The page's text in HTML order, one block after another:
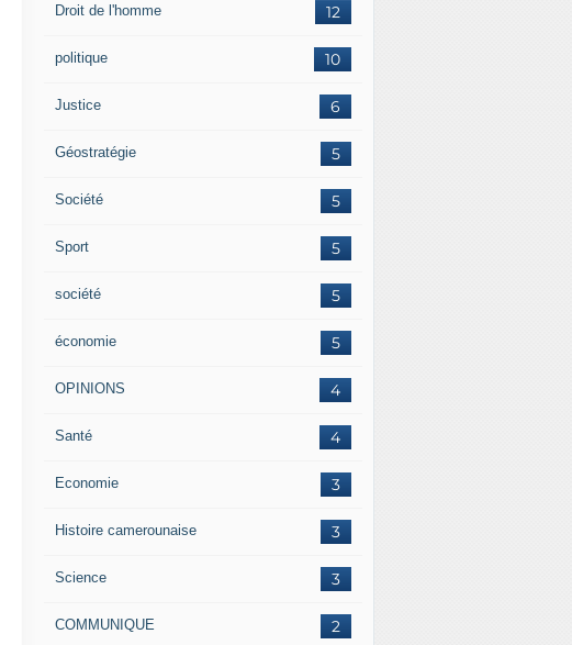
12
Droit de l'homme
10
politique
6
Justice
5
Géostratégie
5
Société
5
Sport
5
société
5
économie
4
OPINIONS
4
Santé
3
Economie
3
Histoire camerounaise
3
Science
2
COMMUNIQUE